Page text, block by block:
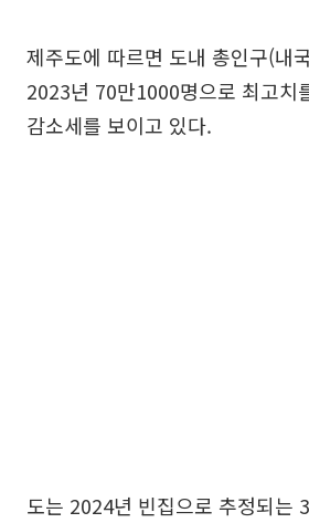
제주도에 따르면 도내 총인구(내
2023년 70만1000명으로 최고치
감소세를 보이고 있다.
도는 2024년 빈집으로 추정되는